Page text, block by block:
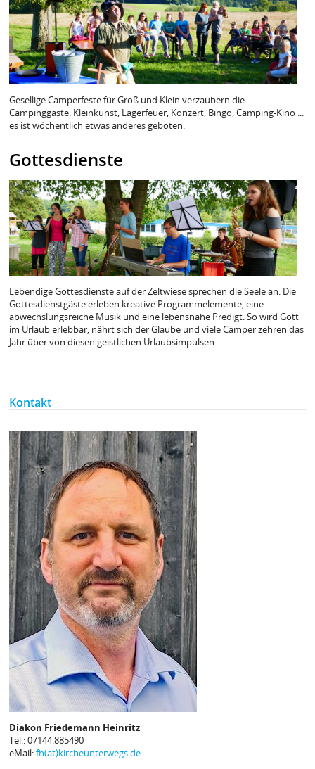
Gesellige Camperfeste für Groß und Klein verzaubern die
Campinggäste. Kleinkunst, Lagerfeuer, Konzert, Bingo, Camping-Kino ...
es ist wöchentlich etwas anderes geboten.
Gottesdienste
Lebendige Gottesdienste auf der Zeltwiese sprechen die Seele an. Die
Gottesdienstgäste erleben kreative Programmelemente, eine
abwechslungsreiche Musik und eine lebensnahe Predigt. So wird Gott
im Urlaub erlebbar, nährt sich der Glaube und viele Camper zehren das
Jahr über von diesen geistlichen Urlaubsimpulsen.
Kontakt
Diakon Friedemann Heinritz
Tel.: 07144.885490
eMail:fh(at)kircheunterwegs.de